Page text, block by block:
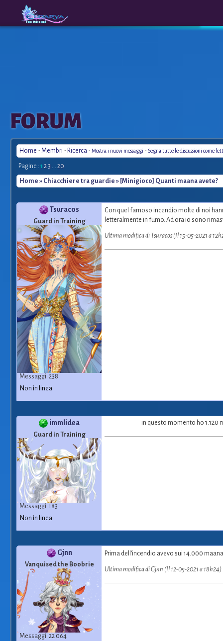
The
Origins
FORUM
Home - Membri - Ricerca - Mostra i nuovi messaggi - Segna tutte le discussioni come
Pagine : 1 23 ... 20
Home » Chiacchiere tra guardie » [Minigioco] Quanti maana avete?
Tsuracos
Guard in Training
Messaggi: 238
Con quel famoso incendio molte di noi
letteralmente in fumo. Ad ora io sono
Ultima modifica di Tsuracos (Il 15-05-2021 a
Non in linea
immlidea
Guard in Training
Messaggi: 183
in questo momento ho 1.120
Non in linea
Gjnn
Vanquised the Boobrie
Messaggi: 22 064
Prima dell'incendio avevo sui 14.000
Ultima modifica di Gjnn (Il 12-05-2021 a 18h24)